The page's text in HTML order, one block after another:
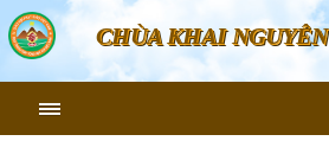
CHÙA KHAI NGUYÊN